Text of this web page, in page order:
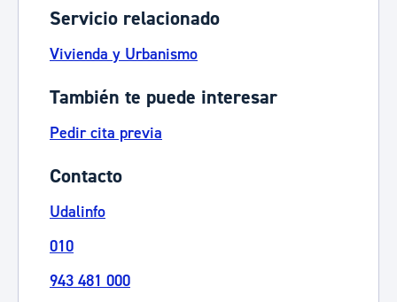
Servicio relacionado
Vivienda y Urbanismo
También te puede interesar
Pedir cita previa
Contacto
Udalinfo
010
943 481 000